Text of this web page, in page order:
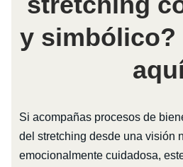
y simbólico?
Si acompañas procesos de
del stretching desde una visión
emocionalmente cuidadosa,